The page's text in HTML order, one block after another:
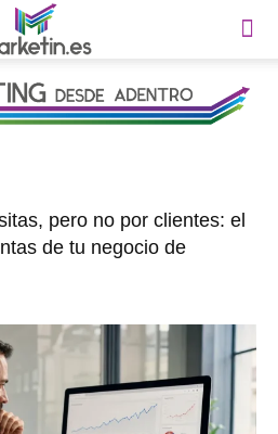
pero no por clientes: el
de tu negocio de